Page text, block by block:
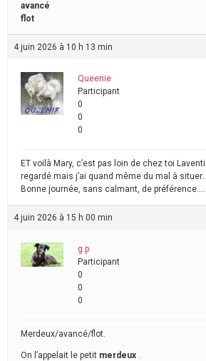
avancé
flot
4 juin 2026 à 10 h 13 min
Queenie
Participant
0
0
0
ET voilà Mary, c’est pas loin de chez toi
regardé mais j’ai quand même du mal à
Bonne journée, sans calmant, de préférence….
4 juin 2026 à 15 h 00 min
g.p
Participant
0
0
0
Merdeux/avancé/flot.
On l’appelait le petit merdeux .